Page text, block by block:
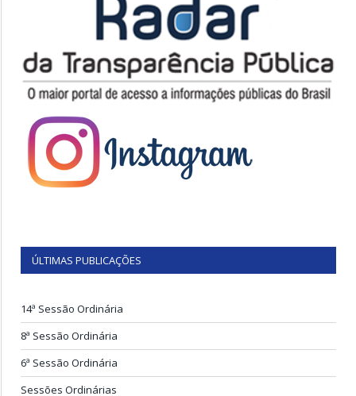
ÚLTIMAS PUBLICAÇÕES
14ª Sessão Ordinária
8ª Sessão Ordinária
6ª Sessão Ordinária
Sessões Ordinárias